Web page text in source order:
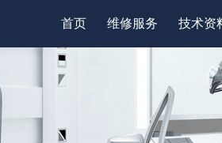
首页 维修服务 技术资